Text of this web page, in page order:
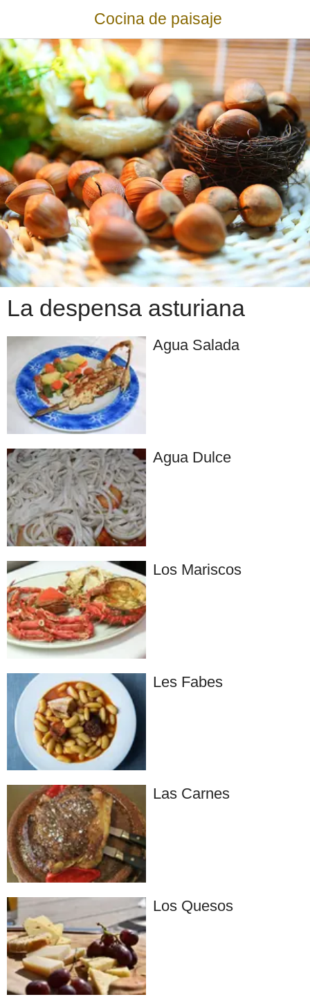
Cocina de paisaje
La despensa asturiana
Agua Salada
Agua Dulce
Los Mariscos
Les Fabes
Las Carnes
Los Quesos